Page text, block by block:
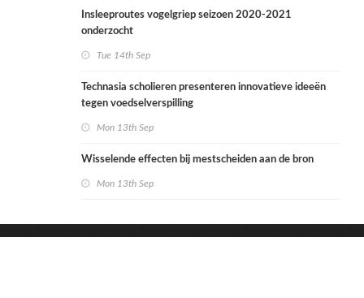
Insleeproutes vogelgriep seizoen 2020-2021
onderzocht
Tue 14th Sep
Technasia scholieren presenteren innovatieve ideeën
tegen voedselverspilling
Mon 13th Sep
Wisselende effecten bij mestscheiden aan de bron
Mon 13th Sep